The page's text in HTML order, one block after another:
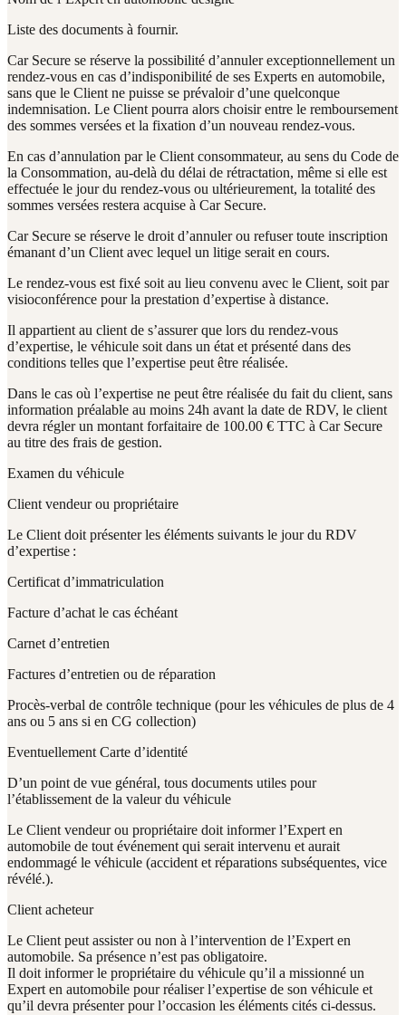
Liste des documents à fournir.
Car Secure se réserve la possibilité d’annuler exceptionnellement un
rendez-vous en cas d’indisponibilité de ses Experts en automobile,
sans que le Client ne puisse se prévaloir d’une quelconque
indemnisation. Le Client pourra alors choisir entre le remboursement
des sommes versées et la fixation d’un nouveau rendez-vous.
En cas d’annulation par le Client consommateur, au sens du Code de
la Consommation, au-delà du délai de rétractation, même si elle est
effectuée le jour du rendez-vous ou ultérieurement, la totalité des
sommes versées restera acquise à Car Secure.
Car Secure se réserve le droit d’annuler ou refuser toute inscription
émanant d’un Client avec lequel un litige serait en cours.
Le rendez-vous est fixé soit au lieu convenu avec le Client, soit par
visioconférence pour la prestation d’expertise à distance.
Il appartient au client de s’assurer que lors du rendez-vous
d’expertise, le véhicule soit dans un état et présenté dans des
conditions telles que l’expertise peut être réalisée.
Dans le cas où l’expertise ne peut être réalisée du fait du client, sans
information préalable au moins 24h avant la date de RDV, le client
devra régler un montant forfaitaire de 100.00 € TTC à Car Secure
au titre des frais de gestion.
Examen du véhicule
Client vendeur ou propriétaire
Le Client doit présenter les éléments suivants le jour du RDV
d’expertise :
Certificat d’immatriculation
Facture d’achat le cas échéant
Carnet d’entretien
Factures d’entretien ou de réparation
Procès-verbal de contrôle technique (pour les véhicules de plus de 4
ans ou 5 ans si en CG collection)
Eventuellement Carte d’identité
D’un point de vue général, tous documents utiles pour
l’établissement de la valeur du véhicule
Le Client vendeur ou propriétaire doit informer l’Expert en
automobile de tout événement qui serait intervenu et aurait
endommagé le véhicule (accident et réparations subséquentes, vice
révélé.).
Client acheteur
Le Client peut assister ou non à l’intervention de l’Expert en
automobile. Sa présence n’est pas obligatoire.
Il doit informer le propriétaire du véhicule qu’il a missionné un
Expert en automobile pour réaliser l’expertise de son véhicule et
qu’il devra présenter pour l’occasion les éléments cités ci-dessus.